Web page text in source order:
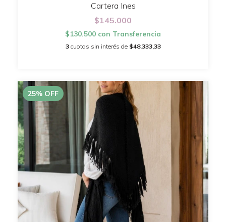
Cartera Ines
$145.000
$130.500 con Transferencia
3 cuotas sin interés de $48.333,33
25% OFF